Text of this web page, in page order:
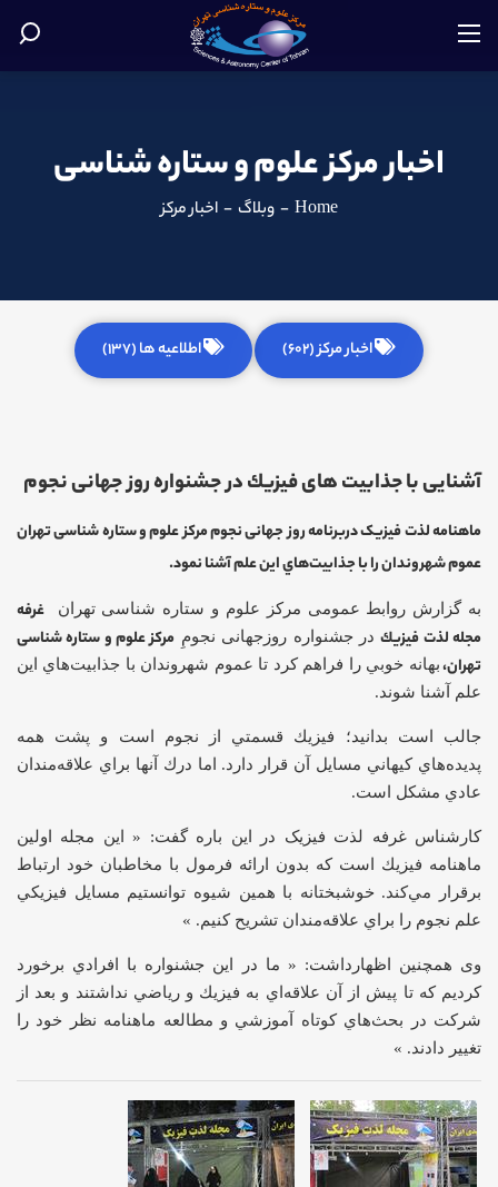
اخبار مرکز علوم و ستاره شناسی
Home
- وبلاگ - اخبار مرکز
اخبار مرکز (602) اطلاعیه ها (137)
آشنایی با جذابیت های فيزيك در جشنواره روز جهانی نجوم
ماهنامه لذت فیزیک دربرنامه روز جهانی نجوم مرکز علوم و ستاره شناسی تهران
عموم شهروندان را با جذابيت‌هاي اين علم آشنا نمود.
به گزارش روابط عمومی مرکز علوم و ستاره شناسی تهران غرفه
مجله لذت فيزيكدر جشنواره روزجهانی نجومِ مرکز علوم و ستاره شناسی
تهران،بهانه خوبي را فراهم كرد تا عموم شهروندان با جذابيت‌هاي اين
علم آشنا شوند.
جالب است بدانید؛ فيزيك قسمتي از نجوم است و پشت همه
پديده‌هاي كيهاني مسايل آن قرار دارد. اما درك آنها براي علاقه‌مندان
عادي مشكل است.
کارشناس غرفه لذت فیزیک در اين باره گفت: « اين مجله اولين
ماهنامه فيزيك است كه بدون ارائه فرمول با مخاطبان خود ارتباط
برقرار مي‌كند. خوشبختانه با همين شيوه توانستيم مسايل فيزيكي
علم نجوم را براي علاقه‌مندان تشريح كنيم. »
وی همچنین اظهارداشت: « ما در اين جشنواره با افرادي برخورد
كرديم كه تا پيش از آن علاقه‌اي به فيزيك و رياضي نداشتند و بعد از
شركت در بحث‌هاي كوتاه آموزشي و مطالعه ماهنامه نظر خود را
تغيير دادند. »